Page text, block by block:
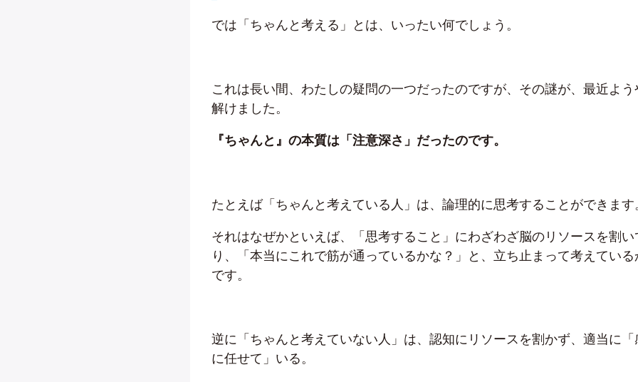
では「ちゃんと考える」とは、いったい何でしょう。
これは長い間、わたしの疑問の一つだったのですが、その謎が、最近よう
解けました。
『ちゃんと』の本質は「注意深さ」だったのです。
たとえば「ちゃんと考えている人」は、論理的に思考することができます
それはなぜかといえば、「思考すること」にわざわざ脳のリソースを割い
り、「本当にこれで筋が通っているかな？」と、立ち止まって考えている
です。
逆に「ちゃんと考えていない人」は、認知にリソースを割かず、適当に「
に任せて」いる。